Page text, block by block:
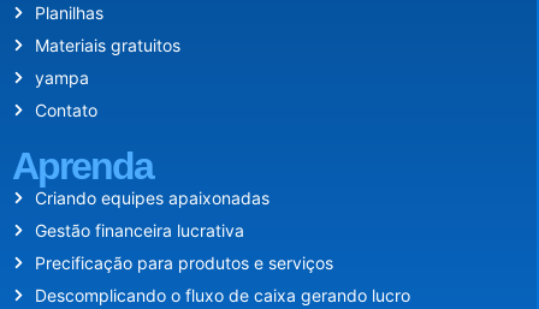
Planilhas
Materiais gratuitos
yampa
Contato
Aprenda
Criando equipes apaixonadas
Gestão financeira lucrativa
Precificação para produtos e serviços
Descomplicando o fluxo de caixa gerando lucro